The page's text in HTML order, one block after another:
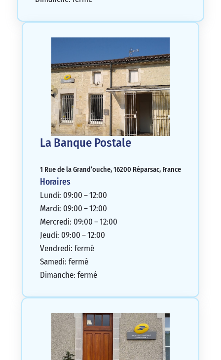
La Banque Postale
1 Rue de la Grand’ouche, 16200 Réparsac, France
Horaires
Lundi: 09:00 – 12:00
Mardi: 09:00 – 12:00
Mercredi: 09:00 – 12:00
Jeudi: 09:00 – 12:00
Vendredi: fermé
Samedi: fermé
Dimanche: fermé